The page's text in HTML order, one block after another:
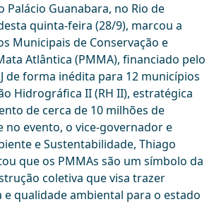
Palácio Guanabara, no Rio de
quinta-feira (28/9), marcou a
Municipais de Conservação e
Atlântica (PMMA), financiado pelo
de forma inédita para 12 municípios
Hidrográfica II (RH II), estratégica
de cerca de 10 milhões de
no evento, o vice-governador e
e Sustentabilidade, Thiago
que os PMMAs são um símbolo da
coletiva que visa trazer
qualidade ambiental para o estado